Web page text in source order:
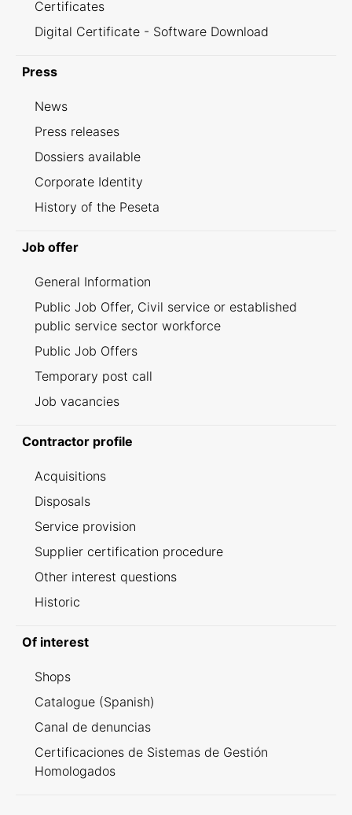
Certificates
Digital Certificate - Software Download
Press
News
Press releases
Dossiers available
Corporate Identity
History of the Peseta
Job offer
General Information
Public Job Offer, Civil service or established
public service sector workforce
Public Job Offers
Temporary post call
Job vacancies
Contractor profile
Acquisitions
Disposals
Service provision
Supplier certification procedure
Other interest questions
Historic
Of interest
Shops
Catalogue (Spanish)
Canal de denuncias
Certificaciones de Sistemas de Gestión
Homologados